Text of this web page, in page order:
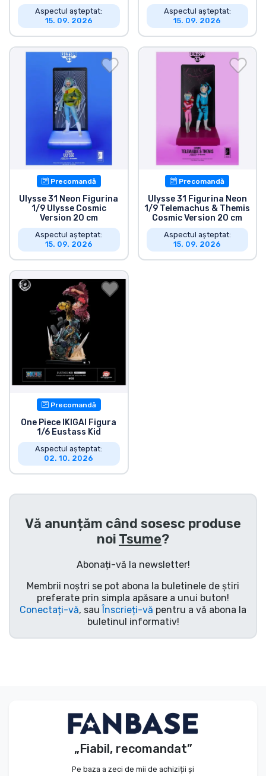
Aspectul așteptat:
15. 09. 2026
Aspectul așteptat:
15. 09. 2026
Precomandă
Ulysse 31 Neon Figurina
1/9 Ulysse Cosmic
Version 20 cm
Aspectul așteptat:
15. 09. 2026
Precomandă
Ulysse 31 Figurina Neon
1/9 Telemachus & Themis
Cosmic Version 20 cm
Aspectul așteptat:
15. 09. 2026
Precomandă
One Piece IKIGAI Figura
1/6 Eustass Kid
Aspectul așteptat:
02. 10. 2026
Vă anunțăm când sosesc produse
noi Tsume?
Abonați-vă la newsletter!
Membrii noștri se pot abona la buletinele de știri
preferate prin simpla apăsare a unui buton!
Conectați-vă, sauÎnscrieți-vă pentru a vă abona la
buletinul informativ!
„Fiabil, recomandat”
Pe baza a zeci de mii de achiziții și